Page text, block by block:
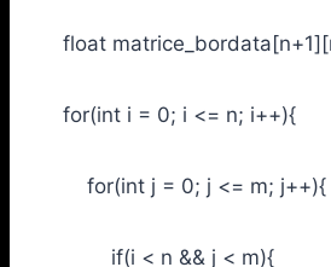
float
for(int i = 0; i <= n; i++){
for(int j = 0; j <= m; j++){
if(i < n && j < m){